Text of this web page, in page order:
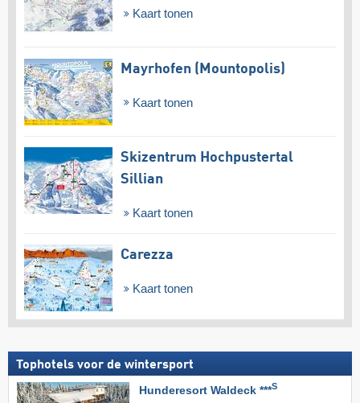
Kaart tonen
Mayrhofen (Mountopolis)
Kaart tonen
Skizentrum Hochpustertal
Sillian
Kaart tonen
Carezza
Kaart tonen
Tophotels voor de wintersport
Hunderesort Waldeck ***S